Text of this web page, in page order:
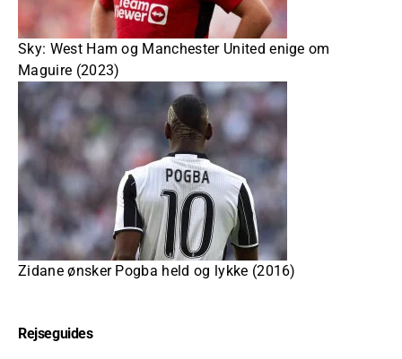
Sky: West Ham og Manchester United enige om
Maguire (2023)
Zidane ønsker Pogba held og lykke (2016)
Rejseguides